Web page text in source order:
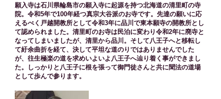
願入寺は石川県輪島市の願入寺に起源を持つ北海道の清里町の寺
院。令和5年で100年経つ真宗大谷派のお寺です。先達の願いに応
えるべく戸越開教所として令和3年に品川で東本願寺の開教所とし
て認められました。清里町のお寺は民泊に変わり令和2年に廃寺と
なってしまいましたが、清里から品川。そして八王子へと移転し
て紆余曲折を経て、決して平坦な道のりではありませんでした
が、往生極楽の道を求めいよいよ八王子へ辿り着く事ができまし
た。しっかりと八王子に根を張って御門徒さんと共に聞法の道場
として歩んで参ります。